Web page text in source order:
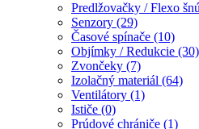
Predlžovačky / Flexo
Senzory (29)
Časové spínače (10)
Objímky / Redukcie (30)
Zvončeky (7)
Izolačný materiál (64)
Ventilátory (1)
Ističe (0)
Prúdové chrániče (1)